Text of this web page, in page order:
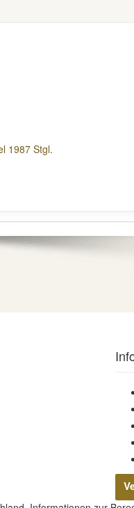
1987 Stgl.